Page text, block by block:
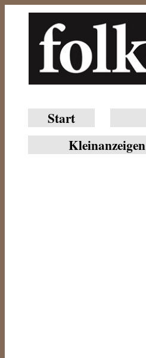
Start
Klein­anzeigen